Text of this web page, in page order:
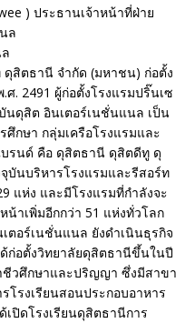
) ประธานเจ้าหน้าที่ฝ่าย
ล
สิตธานี จำกัด (มหาชน) ก่อตั้ง
. 2491 ผู้ก่อตั้งโรงแรมปริ๊นเซ
ดุสิต อินเตอร์เนชั่นแนล เป็น
กษา กลุ่มเครือโรงแรมและ
รนด์ คือ ดุสิตธานี ดุสิตดีทู ดุ
บันบริหารโรงแรมและรีสอร์ท
แห่ง และมีโรงแรมที่กำลังจะ
น้าเพิ่มอีกกว่า 51 แห่งทั่วโลก
ตอร์เนชั่นแนล ยังดำเนินธุรกิจ
ก่อตั้งวิทยาลัยดุสิตธานีขึ้นในปี
ชีวศึกษาและปริญญา ซึ่งมีสาขา
โรงเรียนสอนประกอบอาหาร
เปิดโรงเรียนดุสิตธานีการ